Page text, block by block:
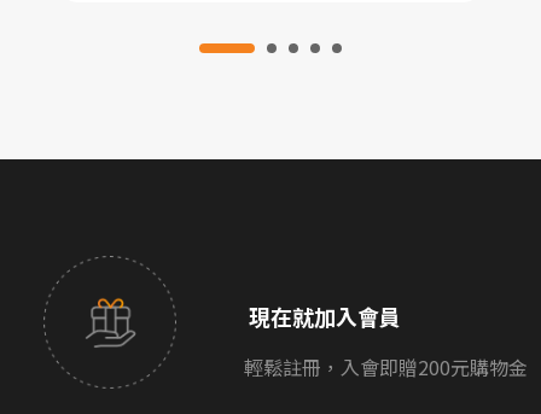
現在就加入會員
輕鬆註冊，入會即贈200元購物金